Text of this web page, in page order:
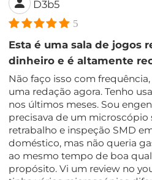
D3b5
5
Esta é uma sala de jogos
dinheiro e é altamente
Não faço isso com
uma redação agora. Tenho
nos últimos meses. Sou
precisava de um microscópio
retrabalho e inspeção SMD
doméstico, mas não queria
ao mesmo tempo de boa
propósito. Vi um review no